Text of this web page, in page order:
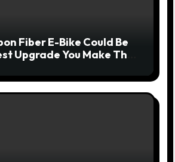
Fiber E-Bike Could Be
Upgrade You Make This